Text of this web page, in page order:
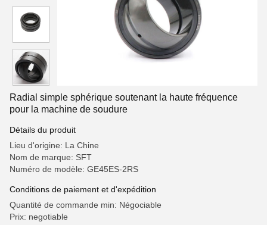
Radial simple sphérique soutenant la haute fréquence
pour la machine de soudure
Détails du produit
Lieu d'origine: La Chine
Nom de marque: SFT
Numéro de modèle: GE45ES-2RS
Conditions de paiement et d'expédition
Quantité de commande min: Négociable
Prix: negotiable